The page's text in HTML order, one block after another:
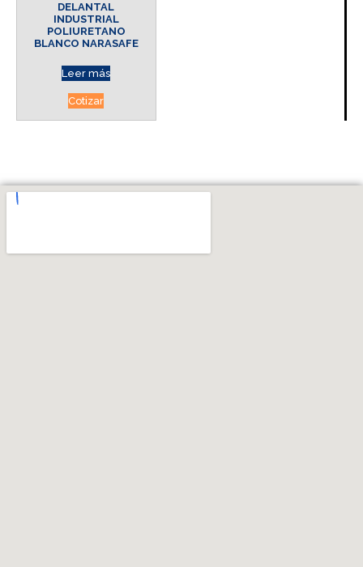
DELANTAL
INDUSTRIAL
POLIURETANO
BLANCO NARASAFE
Leer más
Cotizar